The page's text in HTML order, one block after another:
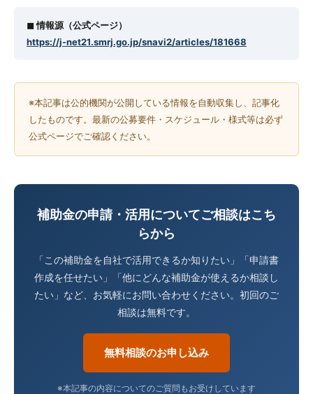
◼︎ 情報源（公式ページ）
https://j-net21.smrj.go.jp/snavi2/articles/181668
※本記事は公的機関が公開している情報を自動収集し、記事化
したものです。最新の公募要件・スケジュール・様式等は必ず
公式ページでご確認ください。
補助金の申請・活用についてご相談はこち
らから
「この補助金を自社で活用できるか知りたい」「申請書
作成を任せたい」「他にどんな補助金が使えるか相談し
たい」など、お気軽にお問い合わせください。初回のご
相談は無料です。
無料相談のお申し込み
※本記事の内容についてのご質問もお受けしています